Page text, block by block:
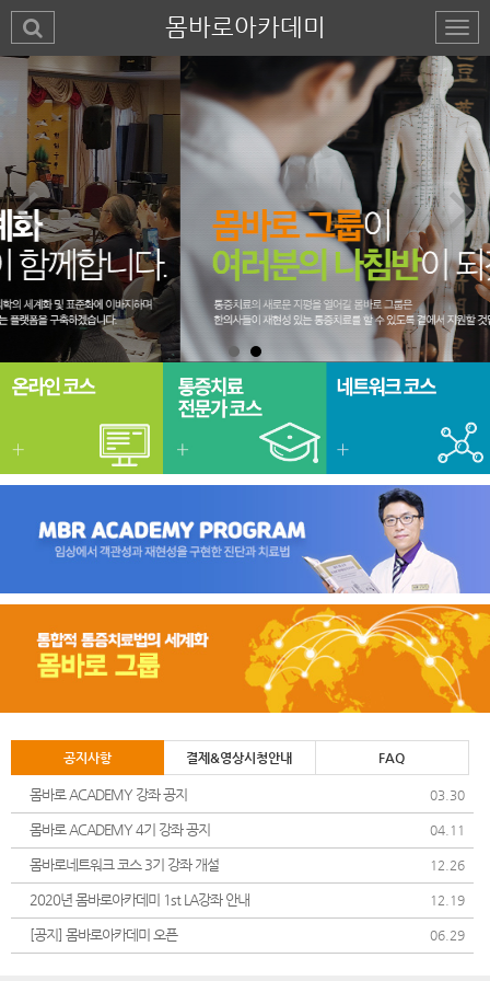
몸바로아카데미
공지사항 결제&영상시청안내 FAQ
몸바로 ACADEMY 강좌 공지 03.30
몸바로 ACADEMY 4기 강좌 공지 04.11
몸바로네트워크 코스 3기 강좌 개설 12.26
2020년 몸바로아카데미 1st LA강좌 안내 12.19
[공지] 몸바로아카데미 오픈 06.29